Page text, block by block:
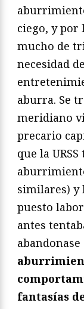
ciego, y por
mucho de
necesidad
aburra. Se
meridiano
precario
que la
similares) y
puesto
antes
abandonase
fantasías